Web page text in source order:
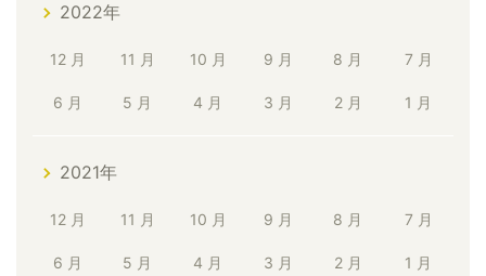
2022年
12 月 11 月 10 月 9 月 8 月 7 月
6 月 5 月 4 月 3 月 2 月 1 月
2021年
12 月 11 月 10 月 9 月 8 月 7 月
6 月 5 月 4 月 3 月 2 月 1 月